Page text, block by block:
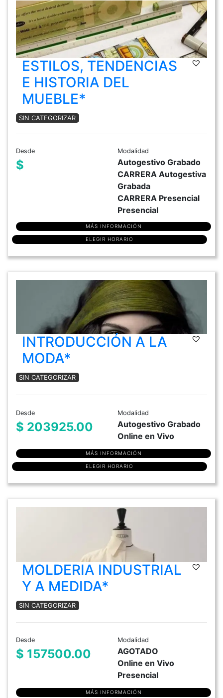
ESTILOS, TENDENCIAS
E HISTORIA DEL
MUEBLE*
SIN CATEGORIZAR
Desde
$
Modalidad
Autogestivo Grabado
CARRERA Autogestiva
Grabada
CARRERA Presencial
Presencial
MÁS INFORMACIÓN
ELEGIR HORARIO
INTRODUCCIÓN A LA
MODA*
SIN CATEGORIZAR
Desde
$ 203925.00
Modalidad
Autogestivo Grabado
Online en Vivo
MÁS INFORMACIÓN
ELEGIR HORARIO
MOLDERIA INDUSTRIAL
Y A MEDIDA*
SIN CATEGORIZAR
Desde
$ 157500.00
Modalidad
AGOTADO
Online en Vivo
Presencial
MÁS INFORMACIÓN